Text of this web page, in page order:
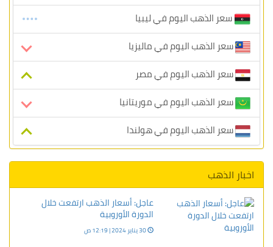
سعر الذهب اليوم في ليبيا
سعر الذهب اليوم في ماليزيا
سعر الذهب اليوم في مصر
سعر الذهب اليوم في موريتانيا
سعر الذهب اليوم في هولندا
اخبار الذهب
عاجل: أسعار الذهب ارتفعت خلال
الدورة الأوروبية